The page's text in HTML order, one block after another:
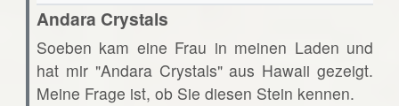
Andara Crystals
Soeben kam eine Frau in meinen Laden und
hat mir "Andara Crystals" aus Hawaii gezeigt.
Meine Frage ist, ob Sie diesen Stein kennen.